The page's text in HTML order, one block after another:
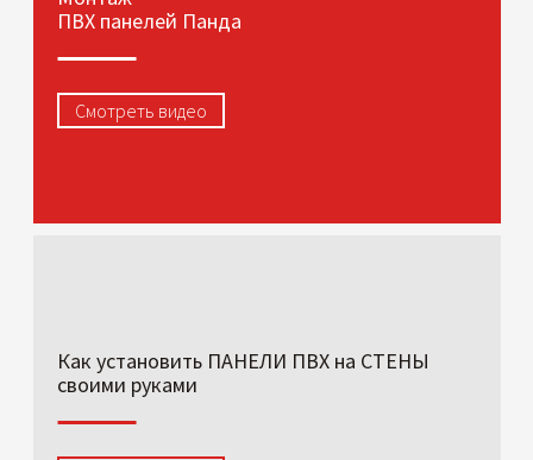
ПВХ панелей Панда
Смотреть видео
Как установить ПАНЕЛИ ПВХ на СТЕНЫ
своими руками